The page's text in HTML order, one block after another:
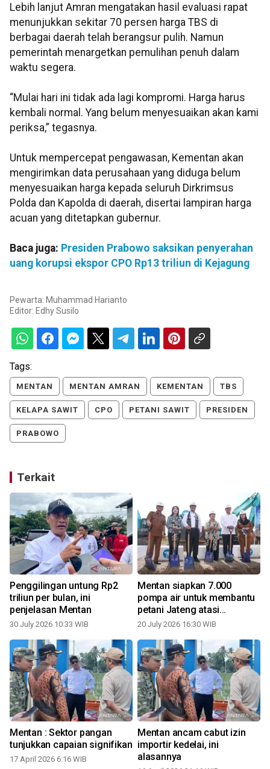
Lebih lanjut Amran mengatakan hasil evaluasi rapat
menunjukkan sekitar 70 persen harga TBS di
berbagai daerah telah berangsur pulih. Namun
pemerintah menargetkan pemulihan penuh dalam
waktu segera.
“Mulai hari ini tidak ada lagi kompromi. Harga harus
kembali normal. Yang belum menyesuaikan akan kami
periksa,” tegasnya.
Untuk mempercepat pengawasan, Kementan akan
mengirimkan data perusahaan yang diduga belum
menyesuaikan harga kepada seluruh Dirkrimsus
Polda dan Kapolda di daerah, disertai lampiran harga
acuan yang ditetapkan gubernur.
Baca juga: Presiden Prabowo saksikan penyerahan
uang korupsi ekspor CPO Rp13 triliun di Kejagung
Pewarta: Muhammad Harianto
Editor: Edhy Susilo
Tags:
MENTAN MENTAN AMRAN KEMENTAN TBS
KELAPA SAWIT CPO PETANI SAWIT PRESIDEN
PRABOWO
Terkait
Penggilingan untung Rp2
triliun per bulan, ini
penjelasan Mentan
30 July 2026 10:33 WIB
Mentan siapkan 7.000
pompa air untuk membantu
petani Jateng atasi
kekeringan
20 July 2026 16:30 WIB
Mentan : Sektor pangan
tunjukkan capaian signifikan
17 April 2026 6:16 WIB
Mentan ancam cabut izin
importir kedelai, ini
alasannya